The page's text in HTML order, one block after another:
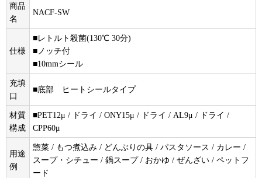
商品
名
NACF-SW
仕様
■レトルト殺菌(130℃ 30分)
■ノッチ付
■10mmシール
充填
口
■底部 ヒートシールタイプ
材質
構成
■PET12μ / ドライ / ONY15μ / ドライ / AL9μ / ドライ /
CPP60μ
用途
例
惣菜 / もつ煮込み / どんぶりの具 / パスタソース / カレー /
スープ・シチュー / 鍋スープ / おかゆ / ぜんざい / ペットフ
ード